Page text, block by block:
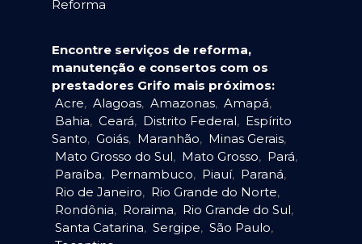
Reforma
Encontre serviços de reforma,
manutenção e consertos com os
prestadores Grifo mais próximos:
Acre, Alagoas, Amazonas, Amapá,
Bahia, Ceará, Distrito Federal, Espírito
Santo, Goiás, Maranhão, Minas Gerais,
Mato Grosso do Sul, Mato Grosso, Pará,
Paraíba, Pernambuco, Piauí, Paraná,
Rio de Janeiro, Rio Grande do Norte,
Rondônia, Roraima, Rio Grande do Sul,
Santa Catarina, Sergipe, São Paulo,